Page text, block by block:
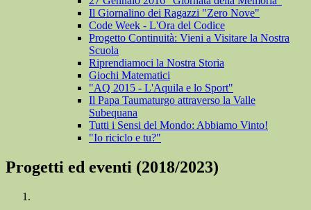
Il Giornalino dei Ragazzi "Zero Nove"
Code Week - L'Ora del Codice
Progetto Continuità: Vieni a Visitare la Nostra
Scuola
Riprendiamoci la Nostra Storia
Giochi Matematici
"AQ 2015 - L'Aquila e lo Sport"
Il Papa Taumaturgo attraverso la Valle
Subequana
Tutti i Sensi del Mondo: Abbiamo Vinto!
"Io riciclo e tu?"
Progetti ed eventi (2018/2023)